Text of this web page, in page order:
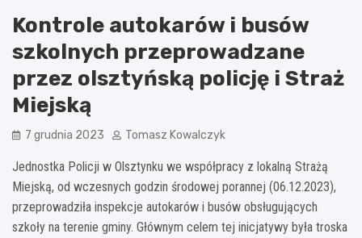
Kontrole autokarów i busów
szkolnych przeprowadzane
przez olsztyńską policję i Straż
Miejską
7 grudnia 2023 Tomasz Kowalczyk
Jednostka Policji w Olsztynku we współpracy z lokalną Strażą
Miejską, od wczesnych godzin środowej porannej (06.12.2023),
przeprowadziła inspekcje autokarów i busów obsługujących
szkoły na terenie gminy. Głównym celem tej inicjatywy była troska